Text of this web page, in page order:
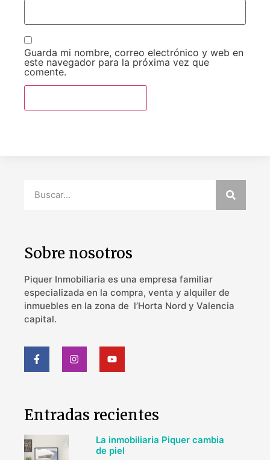
Guarda mi nombre, correo electrónico y web en
este navegador para la próxima vez que
comente.
Sobre nosotros
Piquer Inmobiliaria es una empresa familiar
especializada en la compra, venta y alquiler de
inmuebles en la zona de l’Horta Nord y Valencia
capital.
Entradas recientes
La inmobiliaria Piquer cambia
de piel